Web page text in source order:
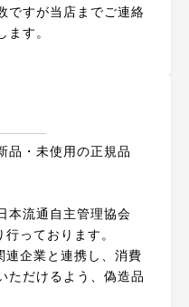
ですが当店までご連絡
ます。
品・未使用の正規品
本流通自主管理協会
行っております。
連企業と連携し、消費
ただけるよう、偽造品